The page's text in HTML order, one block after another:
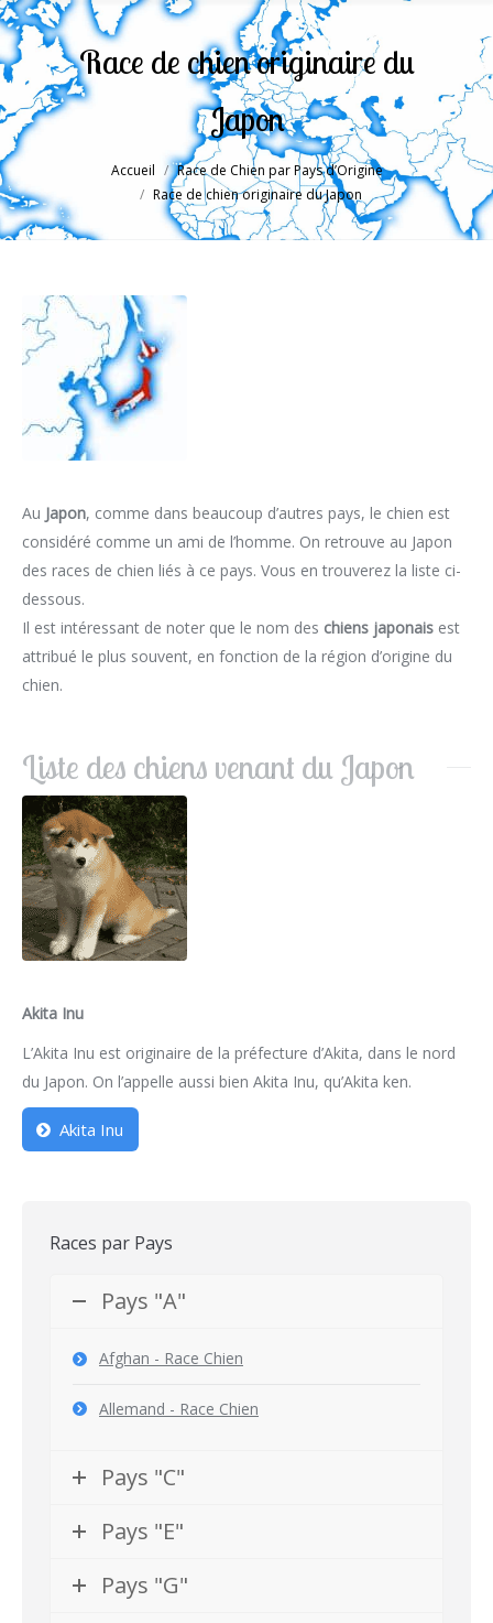
Race de chien originaire du
Japon
Vous êtes ici :
Accueil
Race de Chien par Pays d’Origine
Race de chien originaire du Japon
Au Japon, comme dans beaucoup d’autres pays, le chien est
considéré comme un ami de l’homme. On retrouve au Japon
des races de chien liés à ce pays. Vous en trouverez la liste ci-
dessous.
Il est intéressant de noter que le nom des chiens japonais est
attribué le plus souvent, en fonction de la région d’origine du
chien.
Liste des chiens venant du Japon
Akita Inu
L’Akita Inu est originaire de la préfecture d’Akita, dans le nord
du Japon. On l’appelle aussi bien Akita Inu, qu’Akita ken.
Akita Inu
Races par Pays
Pays "A"
Afghan - Race Chien
Allemand - Race Chien
Pays "C"
Pays "E"
Pays "G"